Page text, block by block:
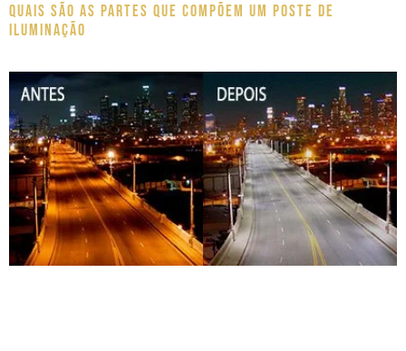
Quais são as partes que compõem um poste de
iluminação